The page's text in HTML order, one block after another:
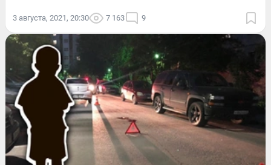
3 августа, 2021, 20:30 7 163 9